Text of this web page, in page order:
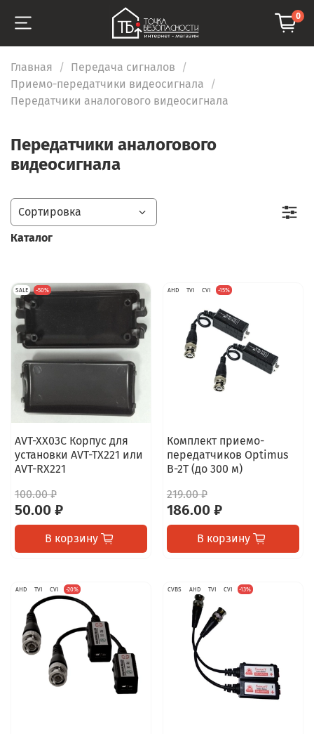
0
Главная
Передача сигналов
Приемо-передатчики видеосигнала
Передатчики аналогового видеосигнала
Передатчики аналогового
видеосигнала
SALE -50%
AVT-XX03C Корпус для
установки AVT-TX221 или
AVT-RX221
100.00 ₽
50.00 ₽
В корзину
AHD TVI CVI -15%
Комплект приемо-
передатчиков Optimus
B-2T (до 300 м)
219.00 ₽
186.00 ₽
В корзину
AHD TVI CVI -20% CVBS AHD TVI CVI -13%
Каталог